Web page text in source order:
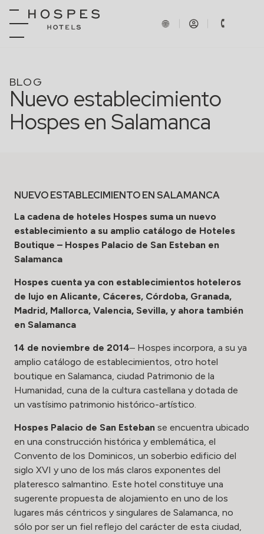
BLOG
Nuevo establecimiento
Hospes en Salamanca
NUEVO ESTABLECIMIENTO EN SALAMANCA
La cadena de hoteles Hospes suma un nuevo
establecimiento a su amplio catálogo de Hoteles
Boutique – Hospes Palacio de San Esteban en
Salamanca
Hospes cuenta ya con establecimientos hoteleros
de lujo en Alicante, Cáceres, Córdoba, Granada,
Madrid, Mallorca, Valencia, Sevilla, y ahora también
en Salamanca
14 de noviembre de 2014– Hospes incorpora, a su ya
amplio catálogo de establecimientos, otro hotel
boutique en Salamanca, ciudad Patrimonio de la
Humanidad, cuna de la cultura castellana y dotada de
un vastísimo patrimonio histórico-artístico.
Hospes Palacio de San Esteban se encuentra ubicado
en una construcción histórica y emblemática, el
Convento de los Dominicos, un soberbio edificio del
siglo XVI y uno de los más claros exponentes del
plateresco salmantino. Este hotel constituye una
sugerente propuesta de alojamiento en uno de los
lugares más céntricos y singulares de Salamanca, no
sólo por ser un fiel reflejo del carácter de esta ciudad,